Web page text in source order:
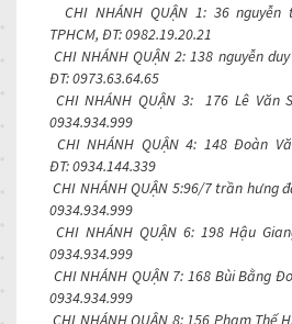
CHI NHÁNH QUẬN 1: 36
TPHCM, ĐT:0982.19.20.21
CHI NHÁNH QUẬN 2: 138 nguyễn
ĐT:0973.63.64.65
CHI NHÁNH QUẬN 3: 176 Lê Văn
0934.934.999
CHI NHÁNH QUẬN 4: 148 Đoàn
ĐT:0934.144.339
CHI NHÁNH QUẬN 5:96/7 trần hưng
0934.934.999
CHI NHÁNH QUẬN 6: 198 Hậu
0934.934.999
CHI NHÁNH QUẬN 7: 168 Bùi Bằng
0934.934.999
CHI NHÁNH QUẬN 8: 156 Phạm Thế